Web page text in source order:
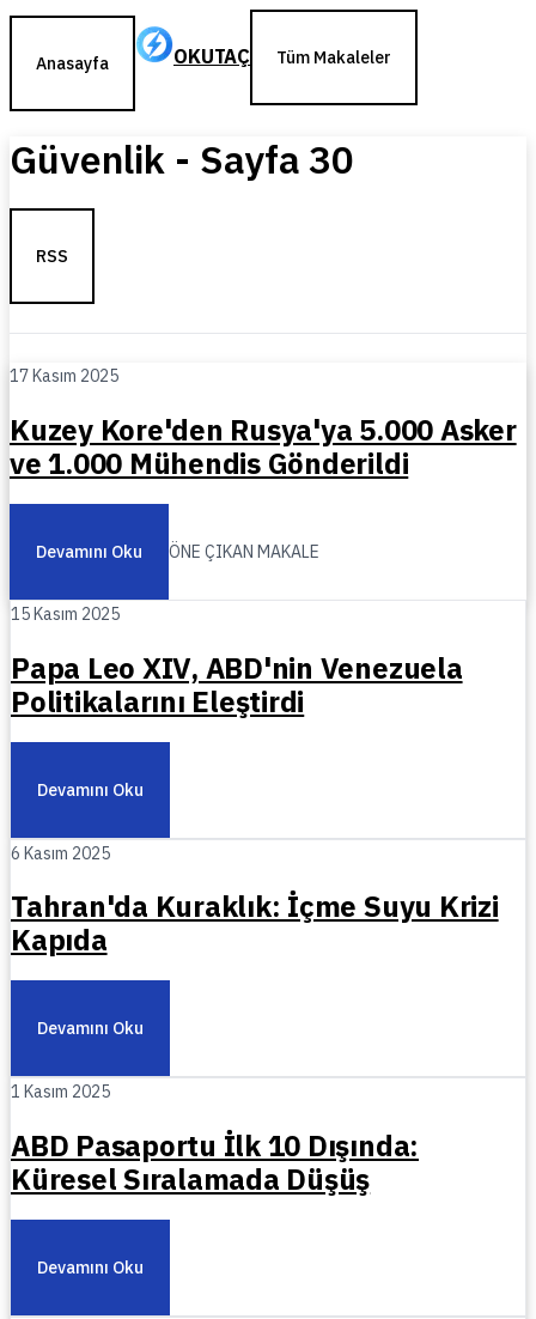
Anasayfa OKUTAÇ Tüm Makaleler
Güvenlik - Sayfa30
RSS
17 Kasım 2025
Kuzey Kore'den Rusya'ya 5.000 Asker
ve 1.000 Mühendis Gönderildi
Devamını Oku ÖNE ÇIKAN MAKALE
15 Kasım 2025
Papa Leo XIV, ABD'nin Venezuela
Politikalarını Eleştirdi
Devamını Oku
6 Kasım 2025
Tahran'da Kuraklık: İçme Suyu Krizi
Kapıda
Devamını Oku
1 Kasım 2025
ABD Pasaportu İlk 10 Dışında:
Küresel Sıralamada Düşüş
Devamını Oku